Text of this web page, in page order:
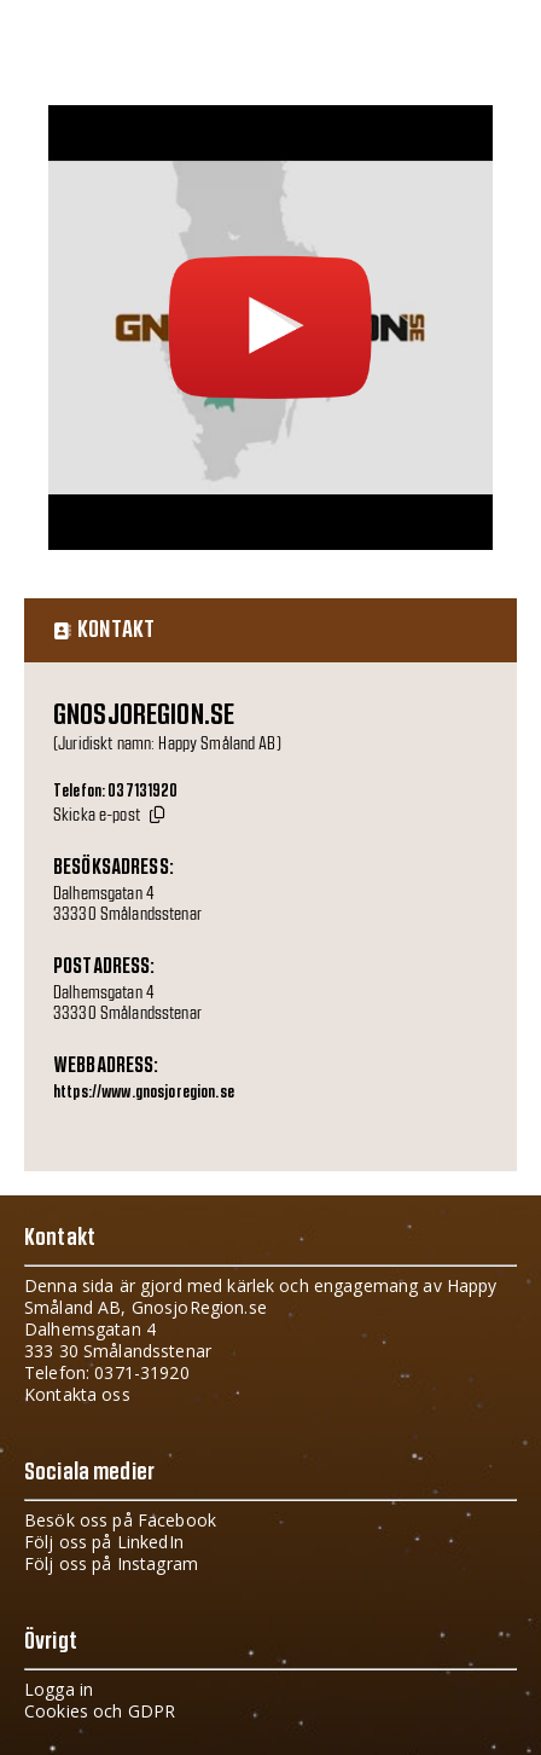
KONTAKT
GNOSJOREGION.SE
(Juridiskt namn: Happy Småland AB)
Telefon: 037131920
Skicka e-post
BESÖKSADRESS:
Dalhemsgatan 4
33330 Smålandsstenar
POSTADRESS:
Dalhemsgatan 4
33330 Smålandsstenar
WEBBADRESS:
https://www.gnosjoregion.se
Kontakt
Denna sida är gjord med kärlek och engagemang av Happy
Småland AB, GnosjoRegion.se
Dalhemsgatan 4
333 30 Smålandsstenar
Telefon: 0371-31920
Kontakta oss
Sociala medier
Besök oss på Facebook
Följ oss på LinkedIn
Följ oss på Instagram
Övrigt
Logga in
Cookies och GDPR